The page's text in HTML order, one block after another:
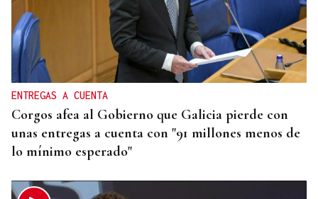
OFERTA DIVERSIFICADA
Las academias de Ourense se reinventan tras el fin
de los exámenes de septiembre
ENTREGAS A CUENTA
Corgos afea al Gobierno que Galicia pierde con
unas entregas a cuenta con "91 millones menos de
lo mínimo esperado"